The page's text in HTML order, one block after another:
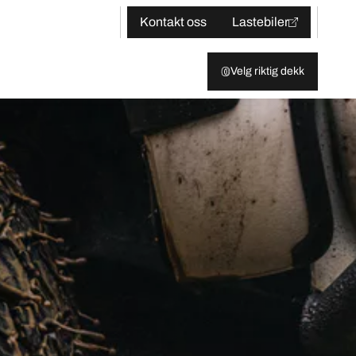
Kontakt oss Lastebiler
Velg riktig dekk